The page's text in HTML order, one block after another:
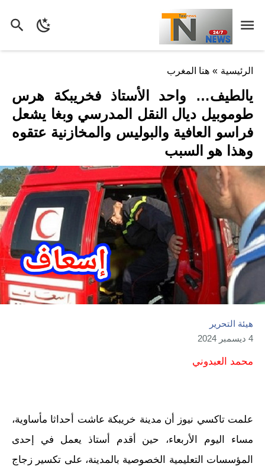
الرئيسية » هنا المغرب
يالطيف… واحد الأستاذ فخريبكة هرس
طوموبيل ديال النقل المدرسي وبغا يشعل
فراسو العافية والبوليس والمخازنية عتقوه
وهذا هو السبب
هيئة التحرير
4 ديسمبر 2024
محمد العبدوني
علمت تاكسي نيوز أن مدينة خريبكة عاشت أحداثا مأساوية،
مساء اليوم الأربعاء، حين أقدم أستاذ يعمل في إحدى
المؤسسات التعليمية الخصوصية بالمدينة، على تكسير زجاج